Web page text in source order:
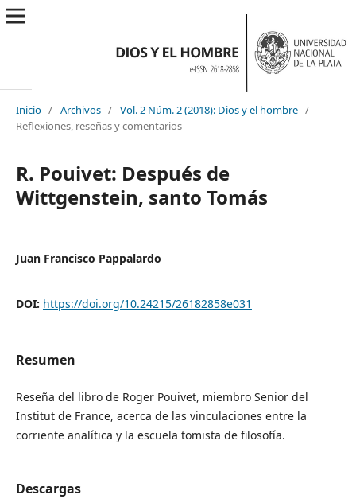
Inicio / Archivos / Vol. 2 Núm. 2 (2018): Dios y el hombre /
Reflexiones, reseñas y comentarios
R. Pouivet: Después de
Wittgenstein, santo Tomás
Juan Francisco Pappalardo
DOI: https://doi.org/10.24215/26182858e031
Resumen
Reseña del libro de Roger Pouivet, miembro Senior del
Institut de France, acerca de las vinculaciones entre la
corriente analítica y la escuela tomista de filosofía.
Descargas